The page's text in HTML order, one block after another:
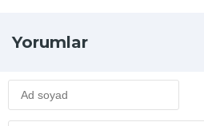
Yorumlar